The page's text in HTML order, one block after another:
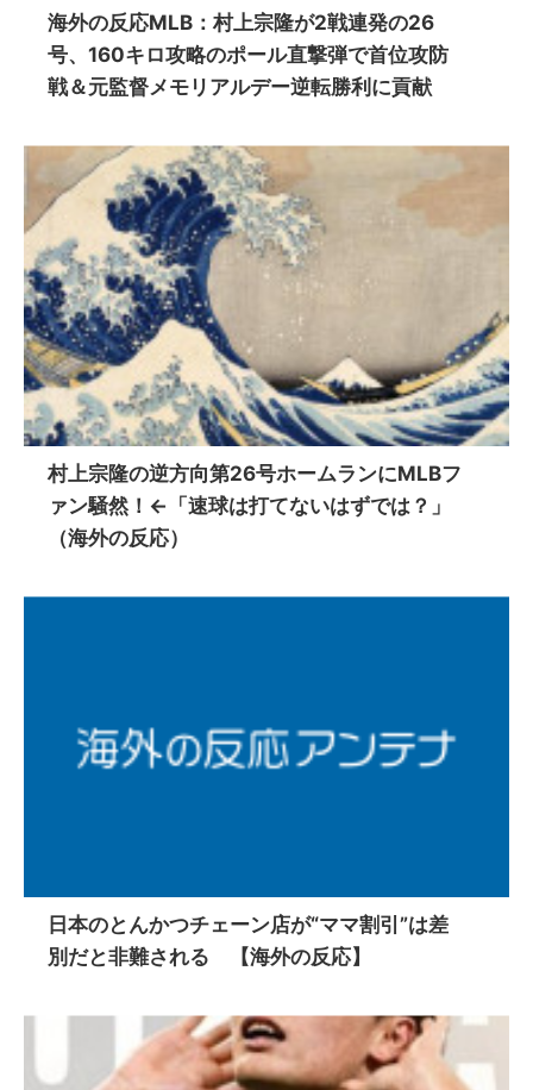
海外の反応MLB：村上宗隆が2戦連発の26
号、160キロ攻略のポール直撃弾で首位攻防
戦＆元監督メモリアルデー逆転勝利に貢献
村上宗隆の逆方向第26号ホームランにMLBフ
ァン騒然！←「速球は打てないはずでは？」
（海外の反応）
日本のとんかつチェーン店が“ママ割引”は差
別だと非難される 【海外の反応】